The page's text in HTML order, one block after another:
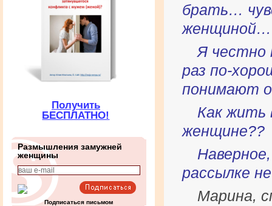
брать…
Я честно
раз по-
понимают
Как жить
женщине??
рассылке
Марина,
Получить
БЕСПЛАТНО!
Размышления замужней
женщины
Подписаться письмом